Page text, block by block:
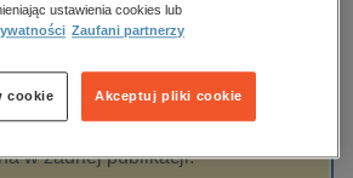
gospodarka
Filtrowanie
w żadnej publikacji.
ustawienia cookies lub
Zaufani partnerzy
Akceptuj pliki cookie
cookie